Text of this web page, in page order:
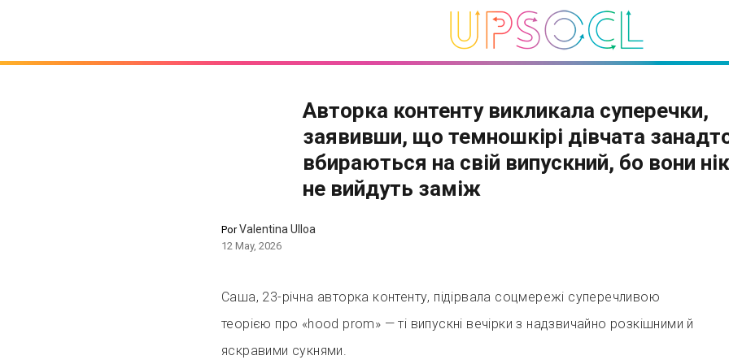
Авторка контенту викликала суперечки,
заявивши, що темношкірі дівчата
вбираються на свій випускний, бо вони
не вийдуть заміж
PorValentina Ulloa
12 May, 2026
Саша, 23-річна авторка контенту, підірвала соцмережі суперечливою
теорією про «hood prom» — ті випускні вечірки з надзвичайно розкішними й
яскравими сукнями.